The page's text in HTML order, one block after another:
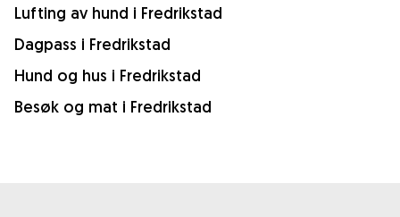
Lufting av hund i Fredrikstad
Dagpass i Fredrikstad
Hund og hus i Fredrikstad
Besøk og mat i Fredrikstad